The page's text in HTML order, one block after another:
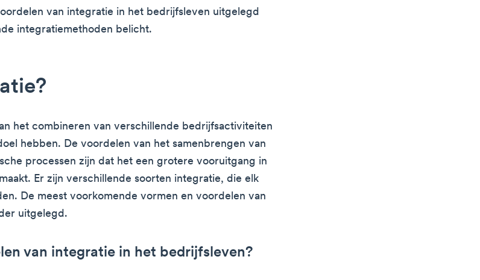
van integratie in het bedrijfsleven uitgelegd
integratiemethoden belicht.
het combineren van verschillende bedrijfsactiviteiten
hebben. De voordelen van het samenbrengen van
processen zijn dat het een grotere vooruitgang in
Er zijn verschillende soorten integratie, die elk
De meest voorkomende vormen en voordelen van
uitgelegd.
van integratie in het bedrijfsleven?